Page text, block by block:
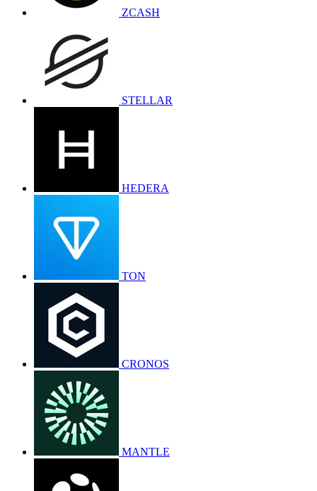
ZCASH
STELLAR
HEDERA
TON
CRONOS
MANTLE